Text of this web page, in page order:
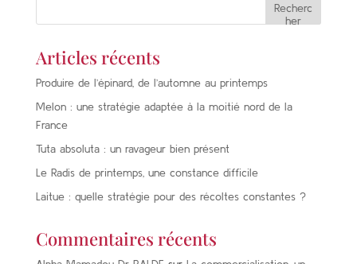
Recherc
her
Articles récents
Produire de l’épinard, de l’automne au printemps
Melon : une stratégie adaptée à la moitié nord de la
France
Tuta absoluta : un ravageur bien présent
Le Radis de printemps, une constance difficile
Laitue : quelle stratégie pour des récoltes constantes ?
Commentaires récents